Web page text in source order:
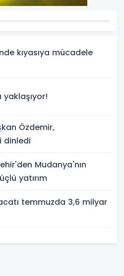
kıyasıya mücadele
yaklaşıyor!
Özdemir,
dinledi
Mudanya'nın
yatırım
temmuzda 3,6 milyar